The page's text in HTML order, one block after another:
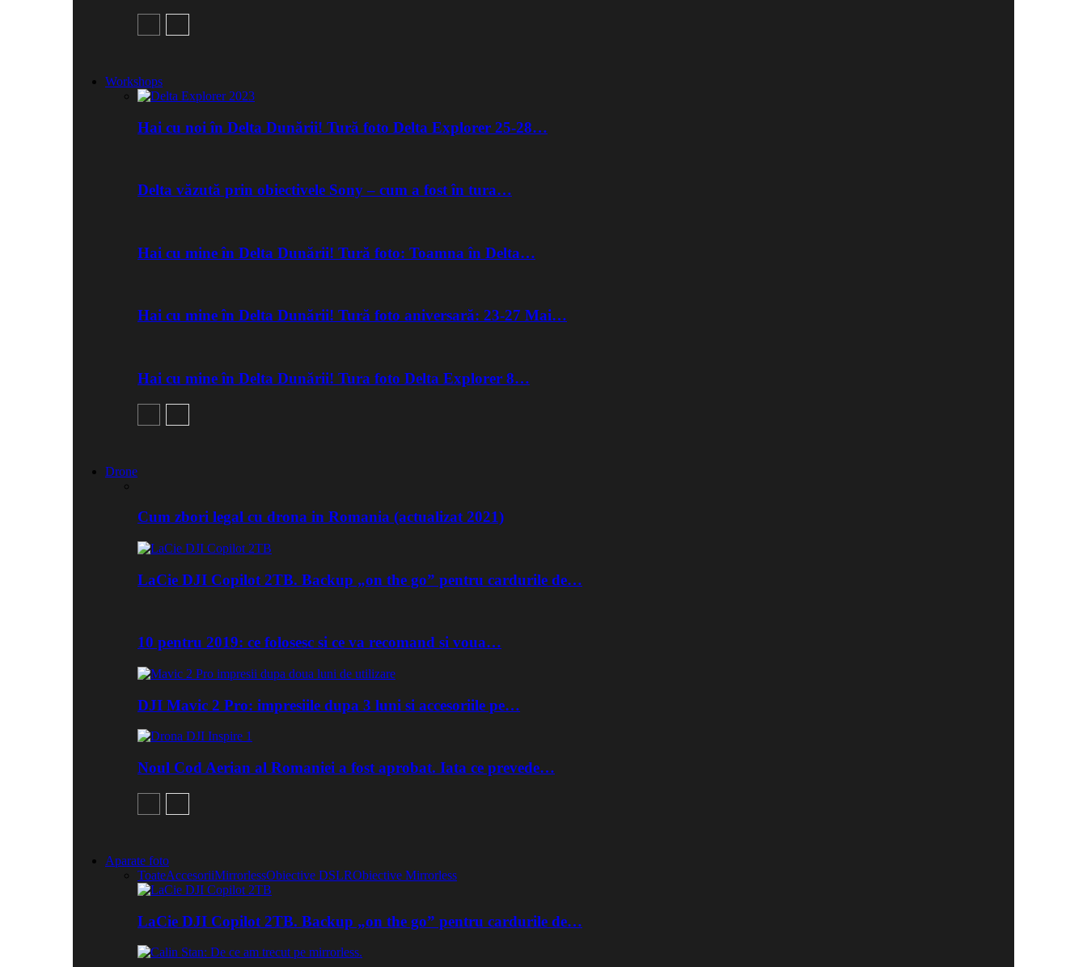
Workshops
Hai cu noi în Delta Dunării! Tură foto Delta Explorer 25-28…
Delta văzută prin obiectivele Sony – cum a fost în tura…
Hai cu mine în Delta Dunării! Tură foto: Toamna în Delta…
Hai cu mine în Delta Dunării! Tură foto aniversară: 23-27 Mai…
Hai cu mine în Delta Dunării! Tura foto Delta Explorer 8…
Drone
Cum zbori legal cu drona in Romania (actualizat 2021)
LaCie DJI Copilot 2TB. Backup „on the go” pentru cardurile de…
10 pentru 2019: ce folosesc si ce va recomand si voua…
DJI Mavic 2 Pro: impresiile dupa 3 luni si accesoriile pe…
Noul Cod Aerian al Romaniei a fost aprobat. Iata ce prevede…
Aparate foto
ToateAccesoriiMirrorlessObiective DSLRObiective Mirrorless
LaCie DJI Copilot 2TB. Backup „on the go” pentru cardurile de…